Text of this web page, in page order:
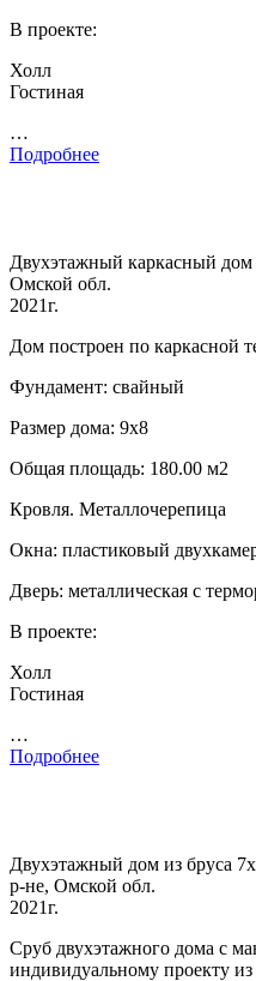
В проекте:
Холл
Гостиная
…
Подробнее
Двухэтажный каркасный
Омской обл.
2021г.
Дом построен по каркасной
Фундамент: свайный
Размер дома: 9х8
Общая площадь: 180.00 м2
Кровля. Металлочерепица
Окна: пластиковый
Дверь: металлическая с
В проекте:
Холл
Гостиная
…
Подробнее
Двухэтажный дом из бруса
р-не, Омской обл.
2021г.
Сруб двухэтажного дома с
индивидуальному проекту